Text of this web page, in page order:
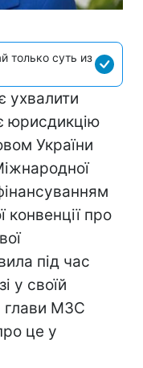
только суть из
ухвалити
юрисдикцію
України
про
під час
у своїй
глави МЗС
це у